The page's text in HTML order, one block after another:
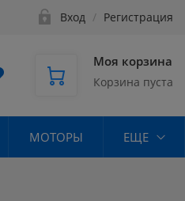
Вход / Регистрация
Моя корзина
Корзина пуста
МОТОРЫ ЕЩЕ